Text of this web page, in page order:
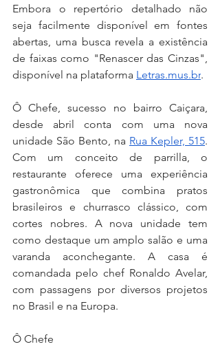
Embora o repertório detalhado não
seja facilmente disponível em fontes
abertas, uma busca revela a existência
de faixas como "Renascer das Cinzas",
disponível na plataforma Letras.mus.br.
Ô Chefe, sucesso no bairro Caiçara,
desde abril conta com uma nova
unidade São Bento, na Rua Kepler, 515.
Com um conceito de parrilla, o
restaurante oferece uma experiência
gastronômica que combina pratos
brasileiros e churrasco clássico, com
cortes nobres. A nova unidade tem
como destaque um amplo salão e uma
varanda aconchegante. A casa é
comandada pelo chef Ronaldo Avelar,
com passagens por diversos projetos
no Brasil e na Europa.
Ô Chefe